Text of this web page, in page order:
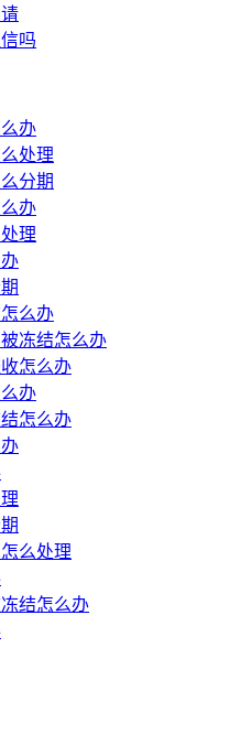
吗
办
处理
分期
办
理
么办
冻结怎么办
怎么办
办
怎么办
么处理
结怎么办